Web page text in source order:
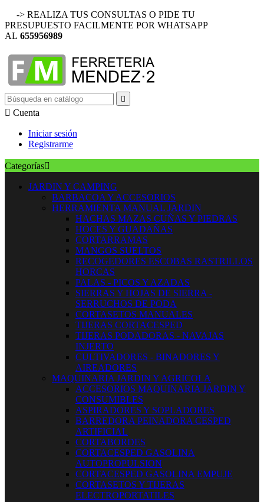
-> REALIZA TUS CONSULTAS O PIDE TU
PRESUPUESTO FACILMENTE POR WHATSAPP
AL 655956989

 Cuenta
Iniciar sesión
Registrarme
Categorías
JARDIN Y CAMPING
BARBACOA Y ACCESORIOS
HERRAMIENTA MANUAL JARDIN
HACHAS MAZAS CUÑAS Y PIEDRAS
HOCES Y GUADAÑAS
CORTARRAMAS
MANGOS SUELTOS
RECOGEDORES ESCOBAS RASTRILLOS
HORCAS
PALAS - PICOS Y AZADAS
SIERRAS Y HOJAS DE SIERRA -
SERRUCHOS DE PODA
CORTASETOS MANUALES
TIJERAS CORTACESPED
TIJERAS PODADORAS - NAVAJAS
INJERTO
CULTIVADORES - BINADORES Y
AIREADORES
MAQUINARIA JARDIN Y AGRICOLA
ACCESORIOS MAQUINARIA JARDIN Y
CONSUMIBLES
ASPIRADORES Y SOPLADORES
BARREDORA PEINADORA CESPED
ARTIFICIAL
CORTABORDES
CORTACESPED GASOLINA
AUTOPROPULSION
CORTACESPED GASOLINA EMPUJE
CORTASETOS Y TIJERAS
ELECTROPORTATILES